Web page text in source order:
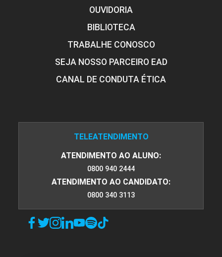
OUVIDORIA
BIBLIOTECA
TRABALHE CONOSCO
SEJA NOSSO PARCEIRO EAD
CANAL DE CONDUTA ÉTICA
TELEATENDIMENTO
ATENDIMENTO AO ALUNO:
0800 940 2444
ATENDIMENTO AO CANDIDATO:
0800 340 3113